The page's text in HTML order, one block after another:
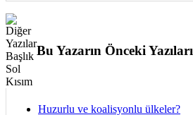
Bu Yazarın Önceki Yazıları
Huzurlu ve koalisyonlu ülkeler?